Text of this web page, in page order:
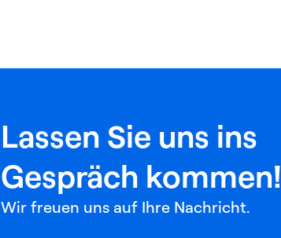
Lassen Sie uns ins
Gespräch kommen!
Wir freuen uns auf Ihre Nachricht.